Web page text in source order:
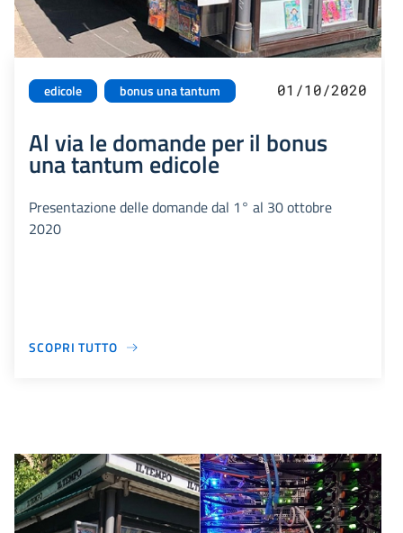
edicole bonus una tantum 01/10/2020
Al via le domande per il bonus
una tantum edicole
Presentazione delle domande dal 1° al 30 ottobre
2020
SCOPRI TUTTO